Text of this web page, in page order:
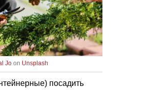
Jo on Unsplash
посадить